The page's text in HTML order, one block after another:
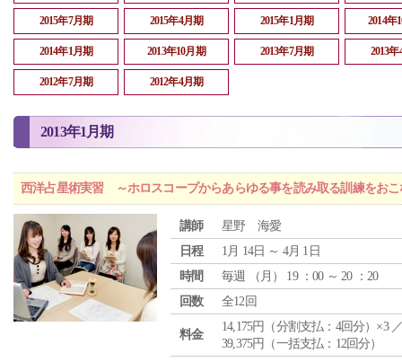
2015年7月期 2015年4月期 2015年1月期 2014年
2014年1月期 2013年10月期 2013年7月期 2013
2012年7月期 2012年4月期
2013年1月期
西洋占星術実習 ～ホロスコープからあらゆる事を読み取る訓練をおこ
講師
星野 海愛
日程
1月 14日 ～ 4月 1日
時間
毎週 （ 月 ） 19 ：00 ～ 20 ：20
回数
全12回
料金
14,175円（分割支払：4回分）×3
39,375円（一括支払：12回分）